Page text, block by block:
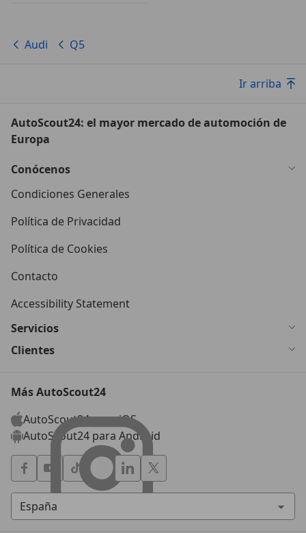
Audi Q5
Ir arriba
AutoScout24: el mayor mercado de automoción de
Europa
Conócenos
Condiciones Generales
Política de Privacidad
Política de Cookies
Contacto
Accessibility Statement
Servicios
Clientes
Más AutoScout24
AutoScout24 para iOS
AutoScout24 para Android